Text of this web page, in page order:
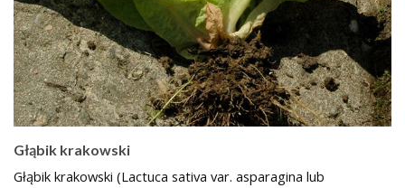
Głąbik krakowski
Głąbik krakowski (Lactuca sativa var. asparagina lub